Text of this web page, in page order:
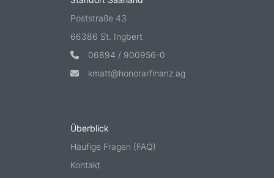
Poststraße 43
66386 St. Ingbert
06894 / 900956-0
kmatt@honorarfinanz.ag
Überblick
Häufige Fragen (FAQ)
Kontakt